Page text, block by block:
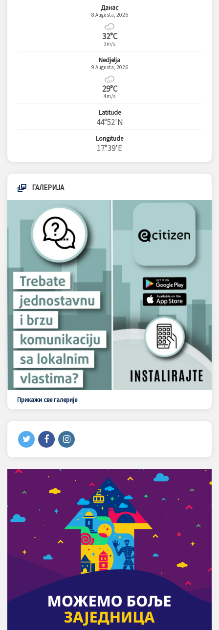
Данас
8 Augusta, 2026
32°C
3m/s
Nedjelja
9 Augusta, 2026
29°C
4m/s
Latitude
44°52'N
Longitude
17°39'E
ГАЛЕРИЈА
Прикажи све галерије